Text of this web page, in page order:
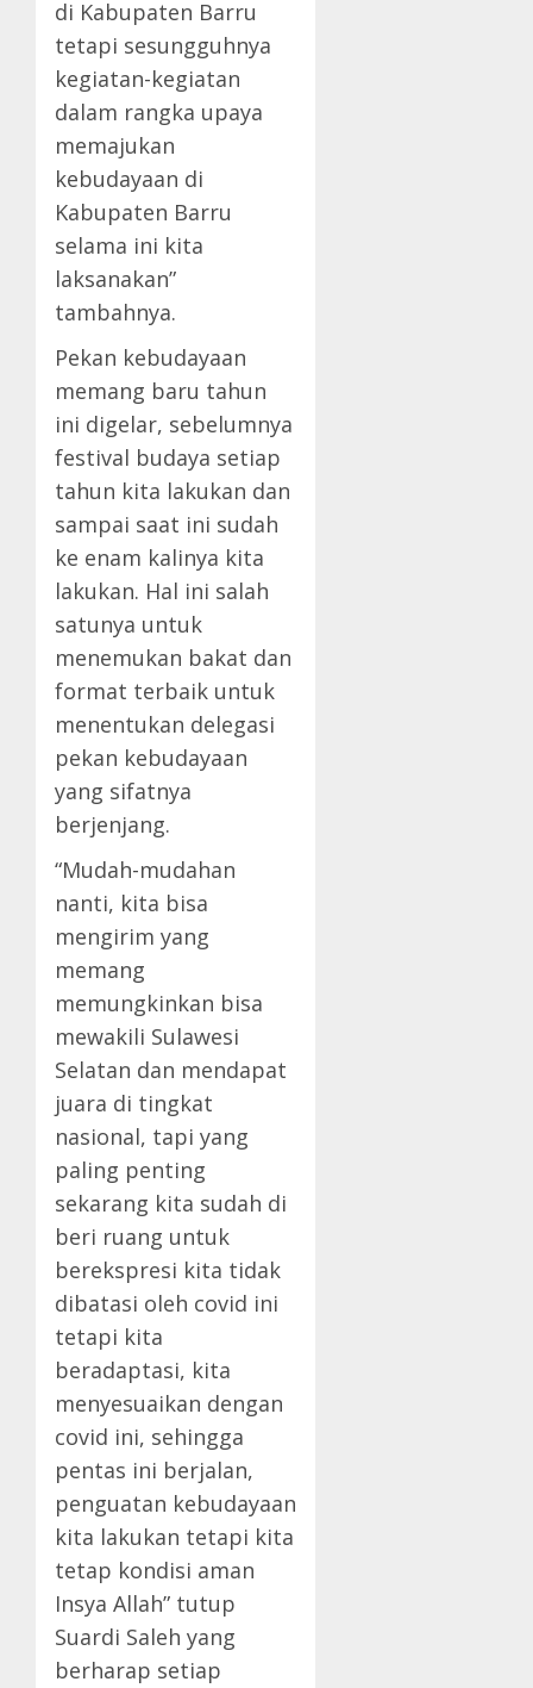
di Kabupaten Barru
tetapi sesungguhnya
kegiatan-kegiatan
dalam rangka upaya
memajukan
kebudayaan di
Kabupaten Barru
selama ini kita
laksanakan”
tambahnya.
Pekan kebudayaan
memang baru tahun
ini digelar, sebelumnya
festival budaya setiap
tahun kita lakukan dan
sampai saat ini sudah
ke enam kalinya kita
lakukan. Hal ini salah
satunya untuk
menemukan bakat dan
format terbaik untuk
menentukan delegasi
pekan kebudayaan
yang sifatnya
berjenjang.
“Mudah-mudahan
nanti, kita bisa
mengirim yang
memang
memungkinkan bisa
mewakili Sulawesi
Selatan dan mendapat
juara di tingkat
nasional, tapi yang
paling penting
sekarang kita sudah di
beri ruang untuk
berekspresi kita tidak
dibatasi oleh covid ini
tetapi kita
beradaptasi, kita
menyesuaikan dengan
covid ini, sehingga
pentas ini berjalan,
penguatan kebudayaan
kita lakukan tetapi kita
tetap kondisi aman
Insya Allah” tutup
Suardi Saleh yang
berharap setiap